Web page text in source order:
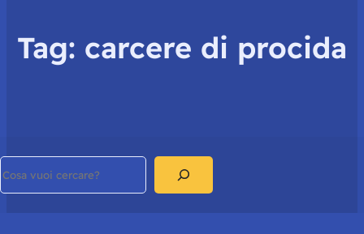
Tag: carcere di procida